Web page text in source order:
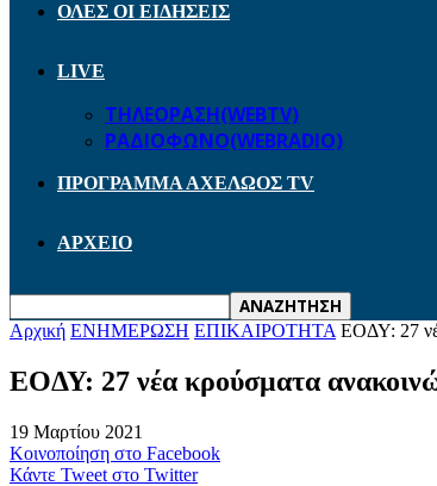
ΟΛΕΣ ΟΙ ΕΙΔΗΣΕΙΣ
LIVE
ΤΗΛΕΟΡΑΣΗ(WEBTV)
ΡΑΔΙΟΦΩΝΟ(WEBRADIO)
ΠΡΟΓΡΑΜΜΑ ΑΧΕΛΩΟΣ TV
ΑΡΧΕΙΟ
Αρχική ΕΝΗΜΕΡΩΣΗ ΕΠΙΚΑΙΡΟΤΗΤΑ EOΔΥ: 27
EOΔΥ: 27 νέα κρούσματα
19 Μαρτίου 2021
Κοινοποίηση στο Facebook
Κάντε Tweet στο Twitter